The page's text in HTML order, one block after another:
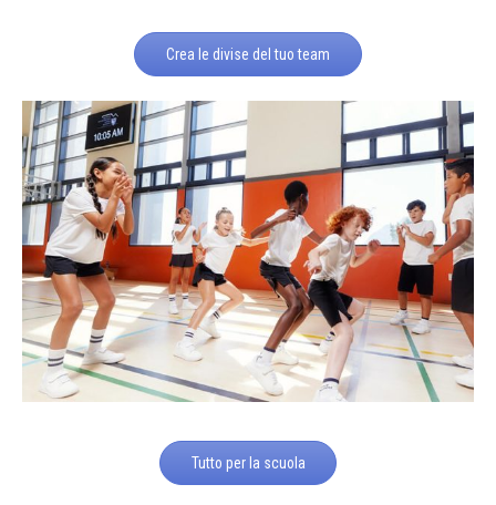
Crea le divise del tuo team
Tutto per la scuola